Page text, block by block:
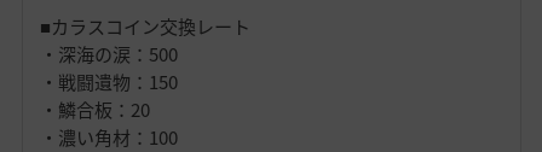
■カラスコイン交換レート
・深海の涙：500
・戦闘遺物：150
・鱗合板：20
・濃い角材：100